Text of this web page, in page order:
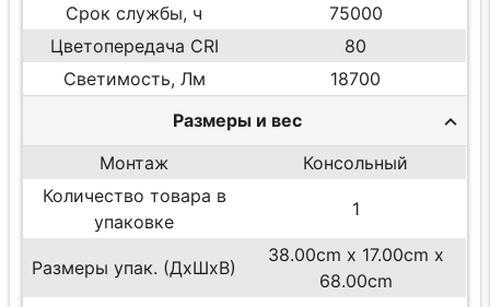
Срок службы, ч
75000
Цветопередача CRI
80
Светимость, Лм
18700
Размеры и вес
Монтаж
Консольный
Количество товара в
упаковке
1
Размеры упак. (ДхШхВ)
38.00cm x 17.00cm x
68.00cm